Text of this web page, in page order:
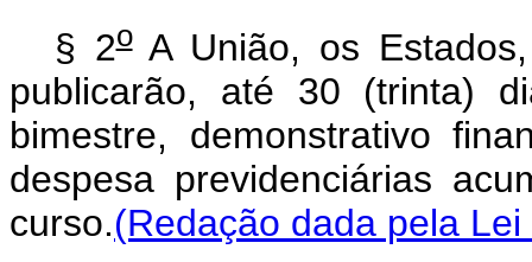
§ 2oA União, os
publicarão, até 30 (trinta)
bimestre, demonstrativo
despesa previdenciárias
curso.(Redação dada pela